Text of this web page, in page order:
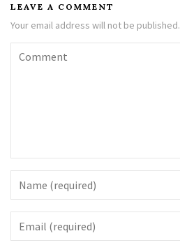
LEAVE A COMMENT
Your email address will not be published.